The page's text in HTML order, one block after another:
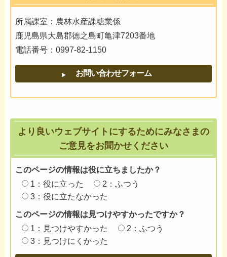
所属課室：農林水産課糖業係
鹿児島県大島郡徳之島町亀津7203番地
電話番号：0997-82-1150
より良いウェブサイトにするためにみなさまの
ご意見をお聞かせください
このページの情報は役に立ちましたか？
1：役に立った
2：ふつう
3：役に立たなかった
このページの情報は見つけやすかったですか？
1：見つけやすかった
2：ふつう
3：見つけにくかった